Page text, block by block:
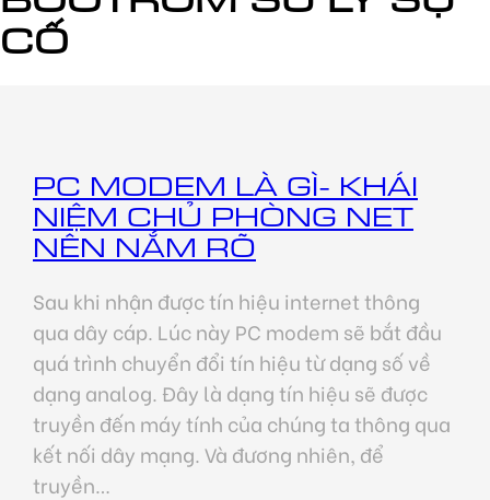
CỐ
PC MODEM LÀ GÌ- KHÁI
NIỆM CHỦ PHÒNG NET
NÊN NẮM RÕ
Sau khi nhận được tín hiệu internet thông
qua dây cáp. Lúc này PC modem sẽ bắt đầu
quá trình chuyển đổi tín hiệu từ dạng số về
dạng analog. Đây là dạng tín hiệu sẽ được
truyền đến máy tính của chúng ta thông qua
kết nối dây mạng. Và đương nhiên, để
truyền…